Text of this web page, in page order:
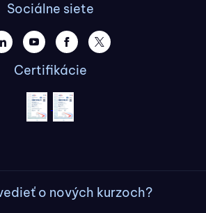
Sociálne siete
Certifikácie
o nových kurzoch?